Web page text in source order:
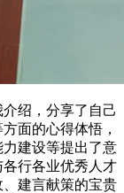
绍，分享了自己
面的心得体悟，
建设等提出了意
行各业优秀人才
建言献策的宝贵